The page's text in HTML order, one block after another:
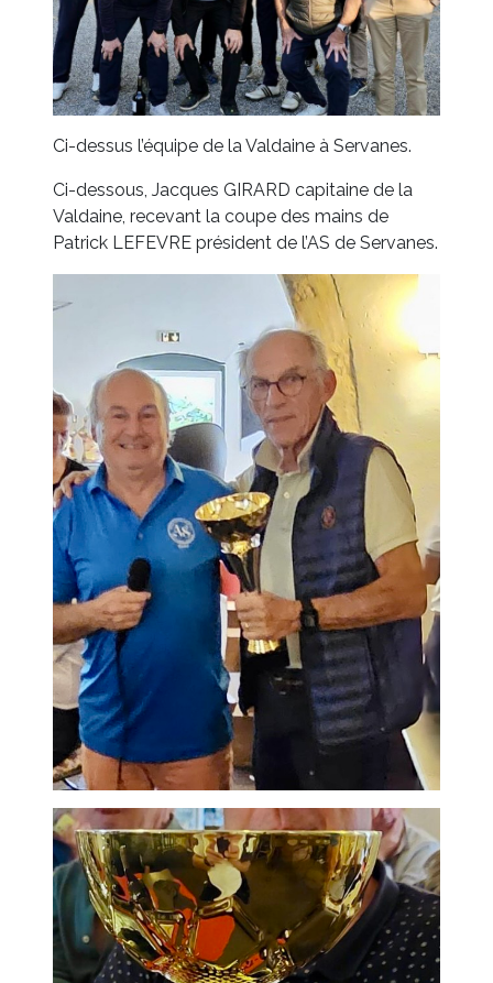
Ci-dessus l’équipe de la Valdaine à Servanes.
Ci-dessous, Jacques GIRARD capitaine de la
Valdaine, recevant la coupe des mains de
Patrick LEFEVRE président de l’AS de Servanes.